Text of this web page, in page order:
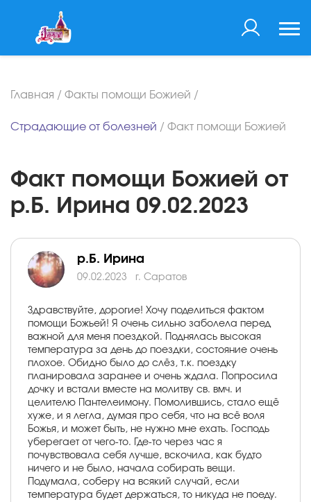
Главная / Факты помощи Божией /
Страдающие от болезней / Факт помощи Божией
Факт помощи Божией от
р.Б. Ирина 09.02.2023
р.Б. Ирина
09.02.2023 г. Саратов
Здравствуйте, дорогие! Хочу поделиться фактом
помощи Божьей! Я очень сильно заболела перед
важной для меня поездкой. Поднялась высокая
температура за день до поездки, состояние очень
плохое. Обидно было до слёз, т.к. поездку
планировала заранее и очень ждала. Попросила
дочку и встали вместе на молитву св. вмч. и
целителю Пантелеимону. Помолившись, стало ещё
хуже, и я легла, думая про себя, что на всё воля
Божья, и может быть, не нужно мне ехать. Господь
уберегает от чего-то. Где-то через час я
почувствовала себя лучше, вскочила, как будто
ничего и не было, начала собирать вещи.
Подумала, соберу на всякий случай, если
температура будет держаться, то никуда не поеду.